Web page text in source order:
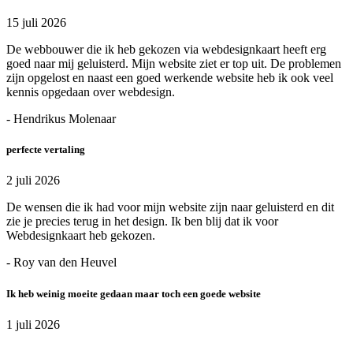
15 juli 2026
De webbouwer die ik heb gekozen via webdesignkaart heeft erg
goed naar mij geluisterd. Mijn website ziet er top uit. De problemen
zijn opgelost en naast een goed werkende website heb ik ook veel
kennis opgedaan over webdesign.
- Hendrikus Molenaar
perfecte vertaling
2 juli 2026
De wensen die ik had voor mijn website zijn naar geluisterd en dit
zie je precies terug in het design. Ik ben blij dat ik voor
Webdesignkaart heb gekozen.
- Roy van den Heuvel
Ik heb weinig moeite gedaan maar toch een goede website
1 juli 2026